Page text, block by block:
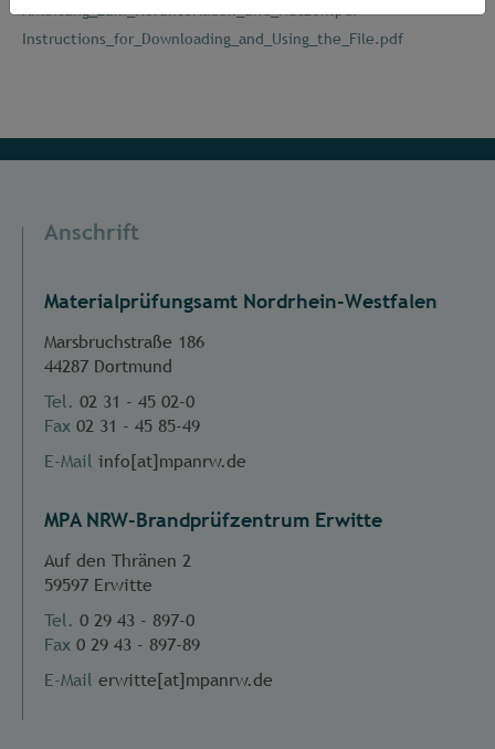
Anleitung_zum_Herunterladen_und_Nutzen.pdf
Instructions_for_Downloading_and_Using_the_File.pdf
Anschrift
Materialprüfungsamt Nordrhein-Westfalen
Marsbruchstraße 186
44287 Dortmund
Tel. 02 31 - 45 02-0
Fax 02 31 - 45 85-49
E-Mail info[at]mpanrw.de
MPA NRW-Brandprüfzentrum Erwitte
Auf den Thränen 2
59597 Erwitte
Tel. 0 29 43 - 897-0
Fax 0 29 43 - 897-89
E-Mail erwitte[at]mpanrw.de